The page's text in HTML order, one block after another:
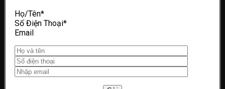
Họ/Tên*
Số Điện Thoại*
Email